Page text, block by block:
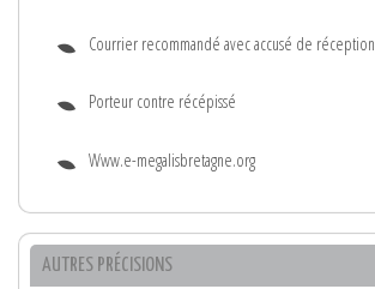
Courrier recommandé avec accusé de réception
Porteur contre récépissé
Www.e-megalisbretagne.org
AUTRES PRÉCISIONS